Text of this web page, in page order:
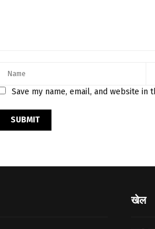
Save my name, email, and website
खेल